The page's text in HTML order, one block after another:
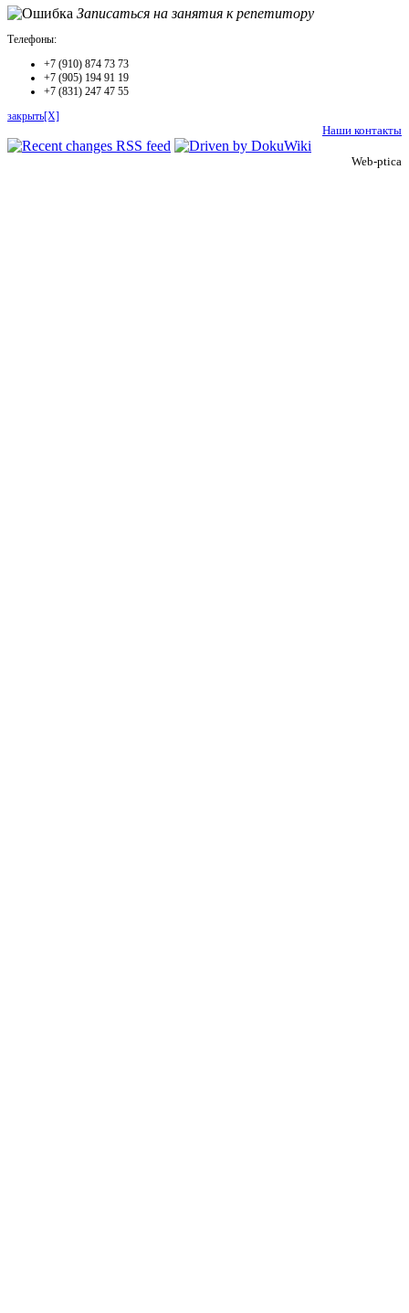
Записаться на занятия к репетитору
Телефоны:
+7 (910) 874 73 73
+7 (905) 194 91 19
+7 (831) 247 47 55
закрыть[X]
Наши контакты
Web-ptica